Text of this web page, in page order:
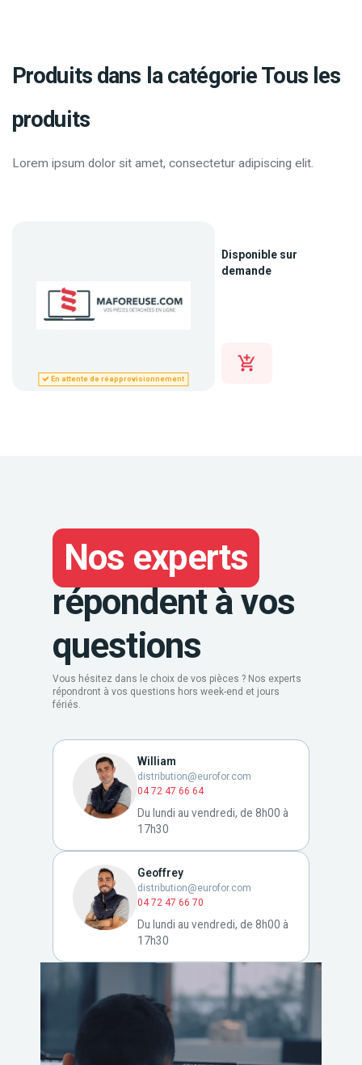
Produits dans la catégorie Tous les
produits
Lorem ipsum dolor sit amet, consectetur adipiscing elit.
En attente de réapprovisionnement
Disponible sur
demande
Nos experts
répondent à vos
questions
Vous hésitez dans le choix de vos pièces ? Nos experts
répondront à vos questions hors week-end et jours
fériés.
William
distribution@eurofor.com
04 72 47 66 64
Du lundi au vendredi, de 8h00 à
17h30
Geoffrey
distribution@eurofor.com
04 72 47 66 70
Du lundi au vendredi, de 8h00 à
17h30